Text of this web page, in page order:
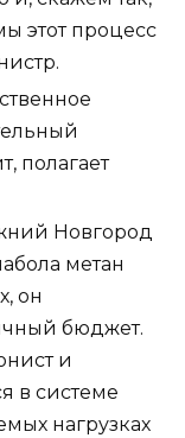
этот процесс
полагает
Новгород
метан
он
бюджет.
и
в системе
нагрузках